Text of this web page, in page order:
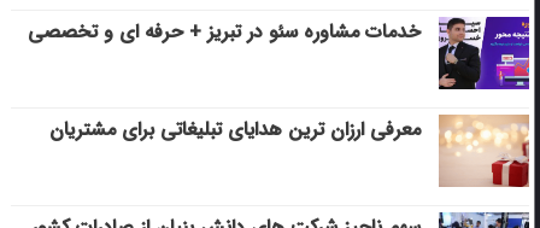
خدمات مشاوره سئو در تبریز + حرفه ای و تخصصی
معرفی ارزان ترین هدایای تبلیغاتی برای مشتریان